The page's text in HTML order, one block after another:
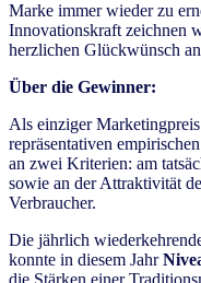
Marke immer wieder zu
Innovationskraft zeichnen
herzlichen Glückwünsch
Über die Gewinner:
Als einziger
repräsentativen
an zwei Kriterien: am
sowie an der Attraktivität
Verbraucher.
Die jährlich
konnte in diesem Jahr